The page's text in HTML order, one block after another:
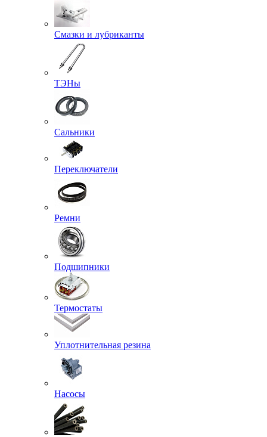
Смазки и лубриканты
ТЭНы
Сальники
Переключатели
Ремни
Подшипники
Термостаты
Уплотнительная резина
Насосы